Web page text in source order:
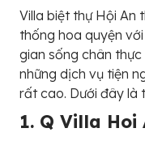
Villa biệt thự Hội An
thống hoa quyện
gian sống chân
những dịch vụ tiện
rất cao. Dưới đây là
1. Q Villa Hoi